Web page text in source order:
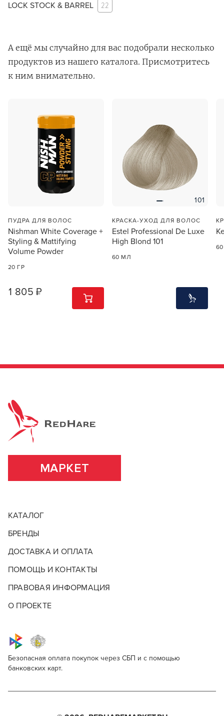
LOCK STOCK & BARREL 22
А ещё мы случайно для вас подобрали несколько
продуктов из нашего каталога. Присмотритесь
к ним внимательно.
ПУДРА ДЛЯ ВОЛОС
Nishman White Coverage +
Styling & Mattifying
Volume Powder
20 ГР
1 805 ₽ 1 ШТ
101
КРАСКА-УХОД ДЛЯ ВОЛОС
Estel Professional De Luxe
High Blond 101
60 МЛ
МАРКЕТ
КАТАЛОГ
БРЕНДЫ
ДОСТАВКА И ОПЛАТА
ПОМОЩЬ И КОНТАКТЫ
ПРАВОВАЯ ИНФОРМАЦИЯ
О ПРОЕКТЕ
Безопасная оплата покупок через СБП и с помощью
банковских карт.
Заяц–робот
В новом приложении RedHare Market для Android
смотреть товары и оформлять заказы — удобнее и
намного быстрее!
УСТАНОВИТЬ ИЗ GOOGLE PLAY